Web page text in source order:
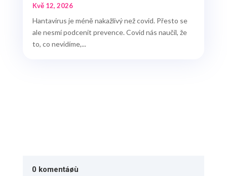
Kvě 12, 2026
Hantavirus je méně nakažlivý než covid. Přesto se
ale nesmí podcenit prevence. Covid nás naučil, že
to, co nevidíme,...
0 komentáøù